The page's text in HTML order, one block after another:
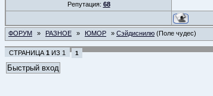
Репутация: 68
ФОРУМ » РАЗНОЕ » ЮМОР » Сэйдиснилю (Поле чудес)
СТРАНИЦА 1 ИЗ 1 1